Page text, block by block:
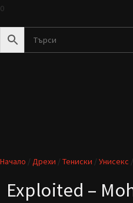
0
Начало / Дрехи / Тениски / Унисекс
Exploited –